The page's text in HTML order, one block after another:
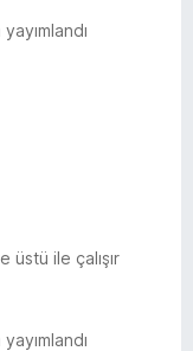
ile çalışır